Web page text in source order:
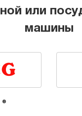
или
машины